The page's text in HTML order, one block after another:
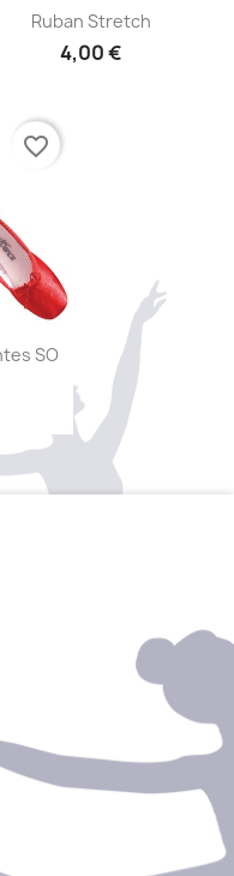
Aperçu rapide
Ruban Stretch
4,00 €
+11
SO
favorite_border